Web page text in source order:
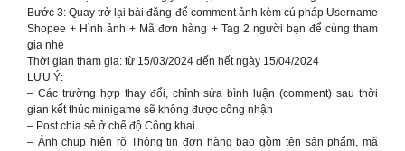
Bước 3: Quay trở lại bài đăng để comment ảnh kèm cú pháp Username
Shopee + Hình ảnh + Mã đơn hàng + Tag 2 người bạn để cùng tham
gia nhé
Thời gian tham gia: từ 15/03/2024 đến hết ngày 15/04/2024
LƯU Ý:
– Các trường hợp thay đổi, chỉnh sửa bình luận (comment) sau thời
gian kết thúc minigame sẽ không được công nhận
– Post chia sẻ ở chế độ Công khai
– Ảnh chụp hiện rõ Thông tin đơn hàng bao gồm tên sản phẩm, mã